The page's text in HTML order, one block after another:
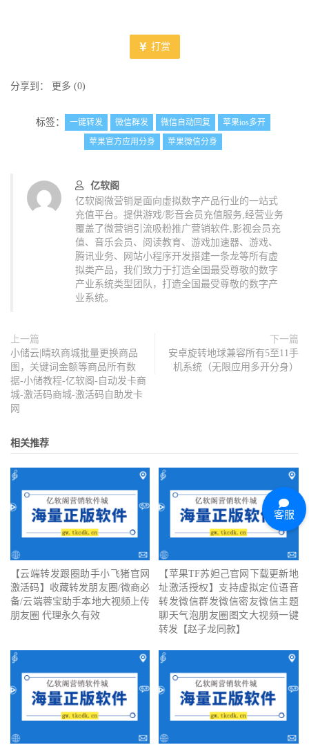
打赏
分享到： 更多 (0)
标签： 一键转发 微信群发 微信自动回复
苹果ios多开
苹果官方应用分身
苹果微信分身
亿软阁
亿软阁微营销是面向虚拟数字产品行业的一站式
充值平台。提供游戏/影音会员充值服务,经营业务
覆盖了微营销引流吸粉推广营销软件,影视会员充
值、音乐会员、阅读教育、游戏加速器、游戏、
腾讯业务、网站小程序开发搭建一条龙等所有虚
拟类产品，我们致力于打造全国最受尊敬的数字
产业系统类型团队，打造全国最受尊敬的数字产
业系统。
上一篇
小储云|晴玖商城批量更换商品
图，关键词金额等商品所有数
据-小储教程-亿软阁-自动发卡商
城-激活码商城-激活码自助发卡
网
下一篇
安卓旋转地球兼容所有5至11手
机系统（无限应用多开分身）
相关推荐
【云端转发跟圈助手小飞猪官网
激活码】收藏转发朋友圈/微商必
备/云端蓉宝助手本地大视频上传
朋友圈 代理永久有效
【苹果TF苏妲己官网下载更新地
址激活授权】支持虚拟定位语音
转发微信群发微信密友微信主题
聊天气泡朋友圈图文大视频一键
转发【赵子龙同款】
客服